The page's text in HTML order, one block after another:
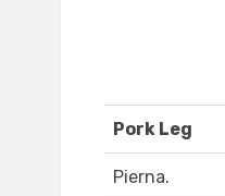
Pork Leg
Pierna.